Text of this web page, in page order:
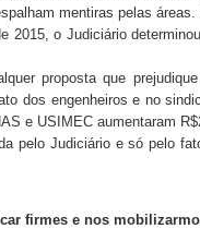
mentiras pelas
o Judiciário
proposta que
dos engenheiros e no
e USIMEC aumentaram
pelo Judiciário e só pelo
firmes e nos